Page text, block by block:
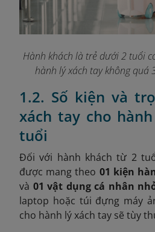
Hành khách là trẻ dưới 2 tuổi
hành lý xách tay không quá
1.2. Số kiện và
xách tay cho
tuổi
Đối với hành khách từ 2
được mang theo 01 kiện
và 01 vật dụng cá nhân
laptop hoặc túi đựng máy
cho hành lý xách tay sẽ tùy